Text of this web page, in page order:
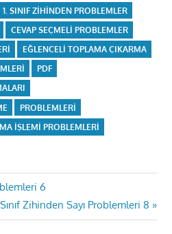
1. SINIF ZIHINDEN PROBLEMLER
CEVAP SEÇMELI PROBLEMLER
EĞLENCELI TOPLAMA ÇIKARMA
PDF
PROBLEMLERI
IŞLEMI PROBLEMLERI
6
Zihinden Sayı Problemleri 8